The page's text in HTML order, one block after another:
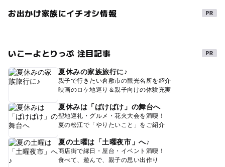
お出かけ家族にイチオシ情報
いこーよとりっぷ 注目記事
夏休みの家族旅行に♪
親子で行きたい倉敷市の観光名所を紹介
映画のロケ地巡り＆親子向けの体験充実
夏休みは「ばけばけ」の舞台へ
聖地巡礼・グルメ・花火大会を満喫！
夏の松江で「やりたいこと」をご紹介
夏の土曜は「土曜夜市」へ♪
商店街で縁日・屋台・イベント満喫！
食べて、遊んで、親子の思い出作り